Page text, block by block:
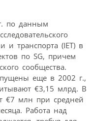
по данным
и транспорта (IET) в
по SG, причем
сообщества.
еще в 2002 г.,
€3,15 млрд. В
€7 млн при средней
Работа над